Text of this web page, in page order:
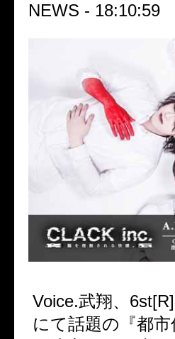
NEWS - 18:10:59
Voice.武翔、
にて話題の『都